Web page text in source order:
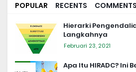
POPULAR RECENTS COMMENTS
Hierarki
Langkahnya
Februari 23, 2021
Apa Itu HIRADC? Ini